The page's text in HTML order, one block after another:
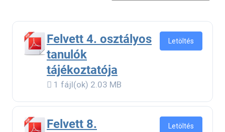
Felvett 4. osztályos
tanulók
tájékoztatója
1 fájl(ok) 2.03 MB
Letöltés
Felvett 8.
Letöltés